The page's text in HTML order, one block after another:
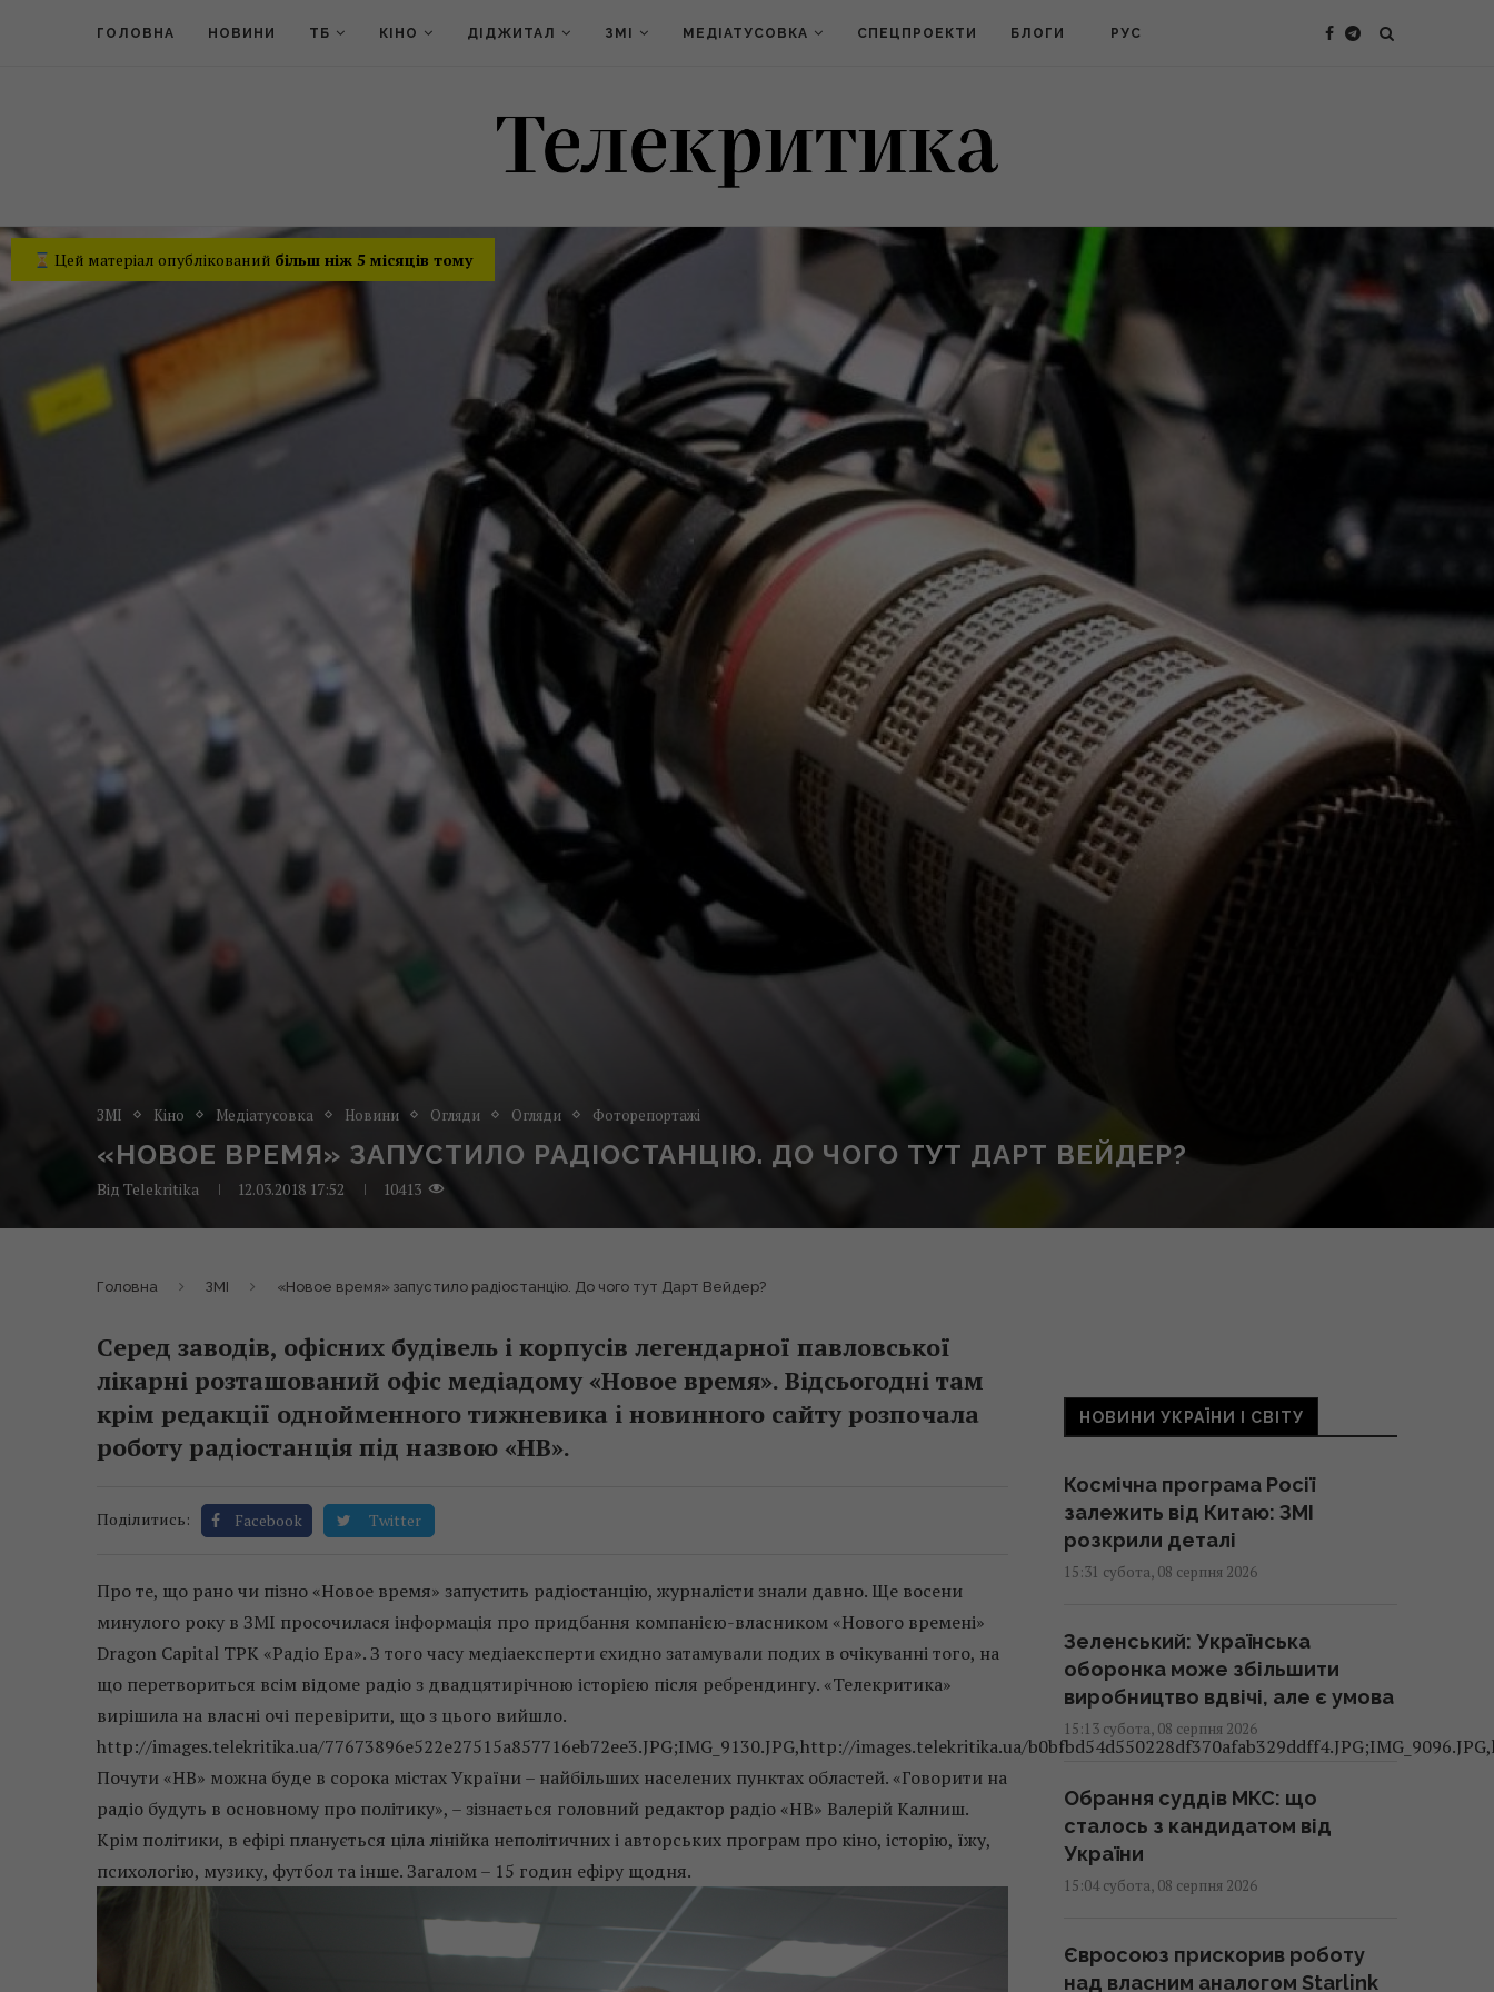
ГОЛОВНА НОВИНИ ТБ КІНО ДІДЖИТАЛ ЗМІ МЕДІАТУСОВКА СПЕЦПРОЕКТИ БЛОГИ РУС
Цей матеріал опублікований більш ніж 5 місяців тому
ЗМІ Кіно Медіатусовка Новини Огляди Огляди Фоторепортажі
«НОВОЕ ВРЕМЯ» ЗАПУСТИЛО РАДІОСТАНЦІЮ. ДО ЧОГО ТУТ ДАРТ ВЕЙДЕР?
Від Telekritika 12.03.2018 17:52 10413
Головна ЗМІ «Новое время» запустило радіостанцію. До чого тут Дарт Вейдер?
Серед заводів, офісних будівель і корпусів легендарної павловської
лікарні розташований офіс медіадому «Новое время». Відсьогодні там
крім редакції однойменного тижневика і новинного сайту розпочала
роботу радіостанція під назвою «НВ».
Поділитись: Facebook Twitter
Про те, що рано чи пізно «Новое время» запустить радіостанцію, журналісти знали давно. Ще восени
минулого року в ЗМІ просочилася інформація про придбання компанією-власником «Нового времені»
Dragon Capital ТРК «Радіо Ера». З того часу медіаексперти єхидно затамували подих в очікуванні того, на
що перетвориться всім відоме радіо з двадцятирічною історією після ребрендингу. «Телекритика»
вирішила на власні очі перевірити, що з цього вийшло.
http://images.telekritika.ua/77673896e522e27515a857716eb72ee3.JPG;IMG_9130.JPG,http://images.telekritika.ua/
Почути «НВ» можна буде в сорока містах України – найбільших населених пунктах областей. «Говорити на
радіо будуть в основному про політику», – зізнається головний редактор радіо «НВ» Валерій Калниш.
Крім політики, в ефірі планується ціла лінійка неполітичних і авторських програм про кіно, історію, їжу,
психологію, музику, футбол та інше. Загалом – 15 годин ефіру щодня.
НОВИНИ УКРАЇНИ І СВІТУ
Космічна програма Росії
залежить від Китаю: ЗМІ
розкрили деталі
15:31 субота, 08 серпня 2026
Зеленський: Українська
оборонка може збільшити
виробництво вдвічі, але є умова
15:13 субота, 08 серпня 2026
Обрання суддів МКС: що
сталось з кандидатом від
України
15:04 субота, 08 серпня 2026
Євросоюз прискорив роботу
над власним аналогом Starlink